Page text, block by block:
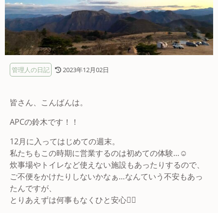
管理人の日記 2023年12月02日
皆さん、こんばんは。
APCの鈴木です！！
12月に入ってはじめての週末。
私たちもこの時期に営業するのは初めての体験…☺️
炊事場やトイレなど使えない施設もあったりするので、
ご不便をかけたりしないかなぁ…なんていう不安もあっ
たんですが、
とりあえずは何事もなくひと安心😮‍💨